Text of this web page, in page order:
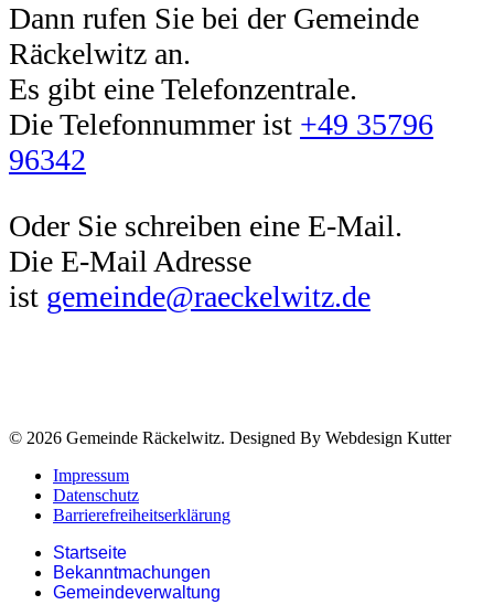
Dann rufen Sie bei der Gemeinde
Räckelwitz an.
Es gibt eine Telefonzentrale.
Die Telefonnummer ist +49 35796
96342
Oder Sie schreiben eine E-Mail.
Die E-Mail Adresse
ist gemeinde@raeckelwitz.de
© 2026 Gemeinde Räckelwitz. Designed By Webdesign Kutter
Impressum
Datenschutz
Barrierefreiheitserklärung
Startseite
Bekanntmachungen
Gemeindeverwaltung